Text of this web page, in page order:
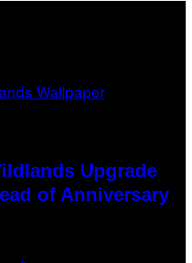
Upgrade
of Anniversary